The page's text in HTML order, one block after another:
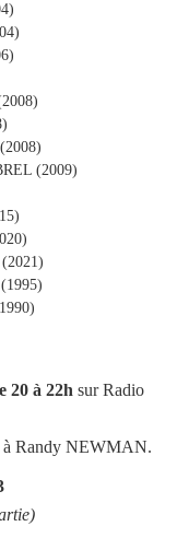
(2009)
20 à 22h sur Radio
à Randy NEWMAN.
)